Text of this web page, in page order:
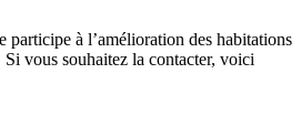
à l’amélioration des habitations
vous souhaitez la contacter, voici